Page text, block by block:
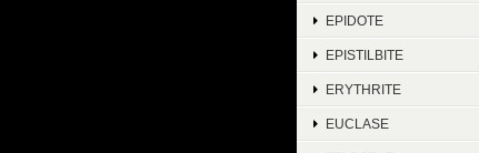
EPIDOTE
EPISTILBITE
ERYTHRITE
EUCLASE